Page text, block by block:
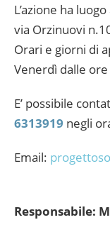
L’azione ha
via Orzinuovi
Orari e giorni di
Venerdì dalle
E’ possibile
6313919 negli
Email:
Responsabile: